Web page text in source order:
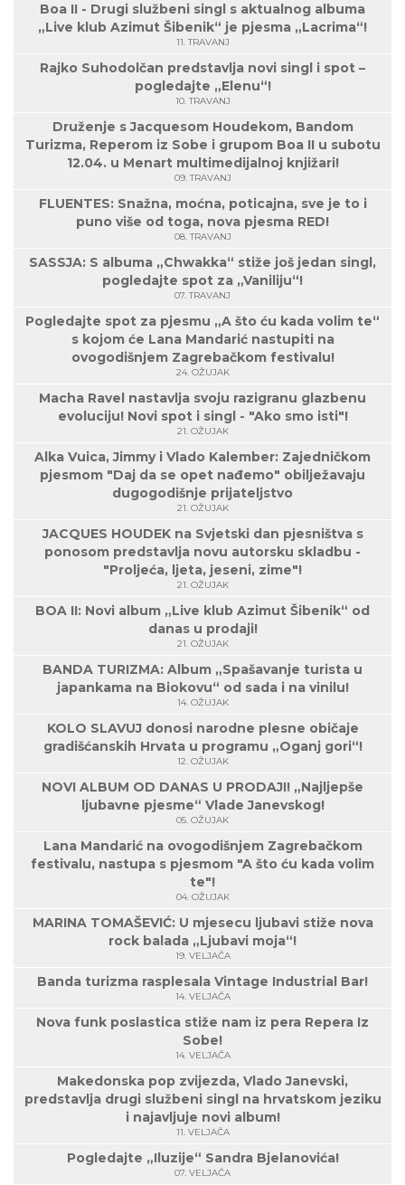
Boa II - Drugi službeni singl s aktualnog albuma
„Live klub Azimut Šibenik“ je pjesma „Lacrima“!
11. TRAVANJ
Rajko Suhodolčan predstavlja novi singl i spot –
pogledajte „Elenu“!
10. TRAVANJ
Druženje s Jacquesom Houdekom, Bandom
Turizma, Reperom iz Sobe i grupom Boa II u subotu
12.04. u Menart multimedijalnoj knjižari!
09. TRAVANJ
FLUENTES: Snažna, moćna, poticajna, sve je to i
puno više od toga, nova pjesma RED!
08. TRAVANJ
SASSJA: S albuma „Chwakka“ stiže još jedan singl,
pogledajte spot za „Vaniliju“!
07. TRAVANJ
Pogledajte spot za pjesmu „A što ću kada volim te“
s kojom će Lana Mandarić nastupiti na
ovogodišnjem Zagrebačkom festivalu!
24. OŽUJAK
Macha Ravel nastavlja svoju razigranu glazbenu
evoluciju! Novi spot i singl - "Ako smo isti"!
21. OŽUJAK
Alka Vuica, Jimmy i Vlado Kalember: Zajedničkom
pjesmom "Daj da se opet nađemo" obilježavaju
dugogodišnje prijateljstvo
21. OŽUJAK
JACQUES HOUDEK na Svjetski dan pjesništva s
ponosom predstavlja novu autorsku skladbu -
"Proljeća, ljeta, jeseni, zime"!
21. OŽUJAK
BOA II: Novi album „Live klub Azimut Šibenik“ od
danas u prodaji!
21. OŽUJAK
BANDA TURIZMA: Album „Spašavanje turista u
japankama na Biokovu“ od sada i na vinilu!
14. OŽUJAK
KOLO SLAVUJ donosi narodne plesne običaje
gradišćanskih Hrvata u programu „Oganj gori“!
12. OŽUJAK
NOVI ALBUM OD DANAS U PRODAJI! „Najljepše
ljubavne pjesme“ Vlade Janevskog!
05. OŽUJAK
Lana Mandarić na ovogodišnjem Zagrebačkom
festivalu, nastupa s pjesmom "A što ću kada volim
te"!
04. OŽUJAK
MARINA TOMAŠEVIĆ: U mjesecu ljubavi stiže nova
rock balada „Ljubavi moja“!
19. VELJAČA
Banda turizma rasplesala Vintage Industrial Bar!
14. VELJAČA
Nova funk poslastica stiže nam iz pera Repera Iz
Sobe!
14. VELJAČA
Makedonska pop zvijezda, Vlado Janevski,
predstavlja drugi službeni singl na hrvatskom jeziku
i najavljuje novi album!
11. VELJAČA
Pogledajte „Iluzije“ Sandra Bjelanovića!
07. VELJAČA